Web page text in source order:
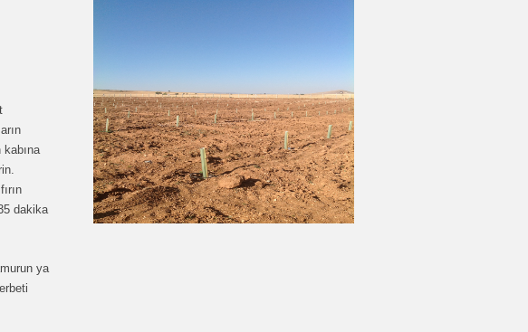
dakika
ya